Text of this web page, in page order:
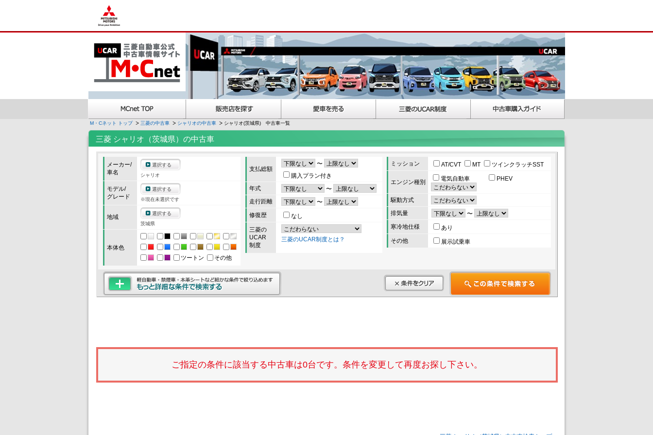
M・Cネット トップ 三菱の中古車 シャリオの中古車 シャリオ(茨城県) 中古車一覧
三菱 シャリオ（茨城県）の中古車
メーカー/
車名
選択する
シャリオ
モデル/
グレード
選択する
※現在未選択です
地域
選択する
茨城県
本体色
ツートン
その他
支払総額
〜
購入プラン付き
年式
〜
走行距離
〜
修復歴
なし
三菱の
UCAR
制度
三菱のUCAR制度とは？
ミッション AT/CVT MT ツインクラッチSST
エンジン種別 電気自動車 PHEV
駆動方式
排気量
〜
寒冷地仕様
あり
その他
展示試乗車
ご指定の条件に該当する中古車は0台です。条件を変更して再度お探し下さい。